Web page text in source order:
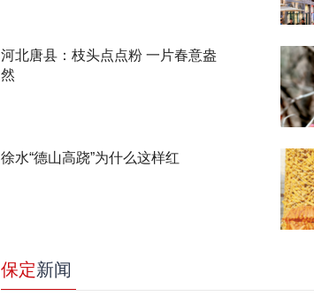
河北唐县：枝头点点粉 一片春意盎
然
徐水“德山高跷”为什么这样红
保定新闻